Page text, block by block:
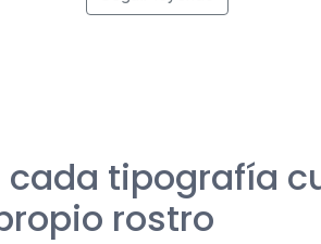
tipografía
rostro